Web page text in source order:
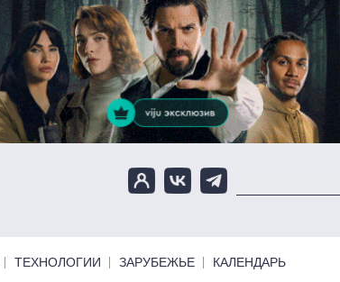
ТЕХНОЛОГИИ ЗАРУБЕЖЬЕ КАЛЕНДАРЬ